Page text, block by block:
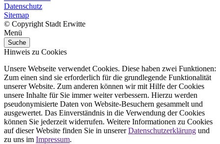
Datenschutz
Sitemap
© Copyright Stadt Erwitte
Menü
Suche
Hinweis zu Cookies
Unsere Webseite verwendet Cookies. Diese haben zwei Funktionen:
Zum einen sind sie erforderlich für die grundlegende Funktionalität
unserer Website. Zum anderen können wir mit Hilfe der Cookies
unsere Inhalte für Sie immer weiter verbessern. Hierzu werden
pseudonymisierte Daten von Website-Besuchern gesammelt und
ausgewertet. Das Einverständnis in die Verwendung der Cookies
können Sie jederzeit widerrufen. Weitere Informationen zu Cookies
auf dieser Website finden Sie in unsererDatenschutzerklärung und
zu uns im Impressum.